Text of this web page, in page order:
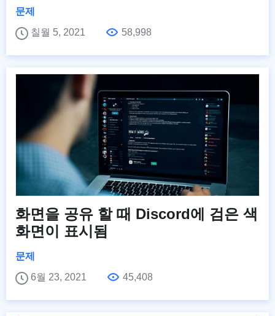
문제
칠월 5, 2021
58,998
화면을 공유 할 때 Discord에 검은 색
화면이 표시됨
문제
6월 23, 2021
45,408